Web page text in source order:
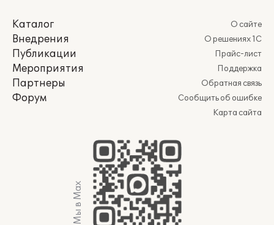
Каталог
Внедрения
Публикации
Мероприятия
Партнеры
Форум
О сайте
О решениях 1С
Прайс-лист
Поддержка
Обратная связь
Сообщить об ошибке
Карта сайта
Мы в Max